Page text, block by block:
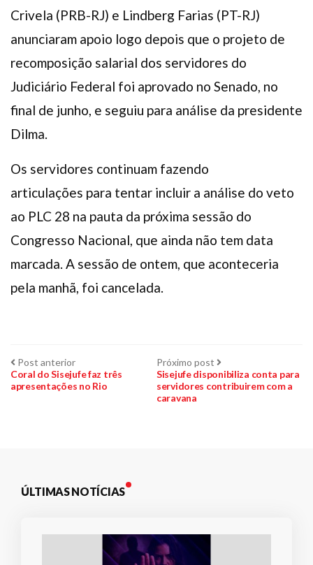
Crivela (PRB-RJ) e Lindberg Farias (PT-RJ)
anunciaram apoio logo depois que o projeto de
recomposição salarial dos servidores do
Judiciário Federal foi aprovado no Senado, no
final de junho, e seguiu para análise da presidente
Dilma.
Os servidores continuam fazendo
articulações para tentar incluir a análise do veto
ao PLC 28 na pauta da próxima sessão do
Congresso Nacional, que ainda não tem data
marcada. A sessão de ontem, que aconteceria
pela manhã, foi cancelada.
Navegação
de
Post anteriorPost
anterior:
Coral do Sisejufe faz três
apresentações no Rio
Próximo post Próximo
post:
Sisejufe disponibiliza conta para
servidores contribuirem com a
caravana
ÚLTIMAS NOTÍCIAS